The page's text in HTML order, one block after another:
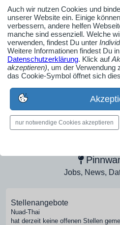
AdSense smARTe inArticle-Anzeige
Ob Solo-Selbsständiger,
Industrieunternehmen
Erstelle jetzt ein gratis
Medien-
Bilder, PDFs,
Jobs, News,
Stellenangebote
Nuad-Thai
hat derzeit keine offenen Stellen
Auch wir nutzen Cookies und
unserer Website ein. Einige
verbessern, andere helfen
manche sind essenziell. Welche
verwenden, findest Du unter
Weitere Informationen findest Du
Datenschutzerklärung. Klick auf
akzeptieren), um der Verwendung
das Cookie-Symbol öffnet sich
nur notwendige Cookies akzeptieren